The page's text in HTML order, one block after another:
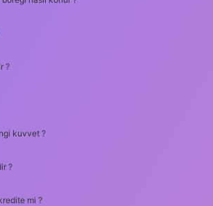
?
kuvvet ?
?
mi ?